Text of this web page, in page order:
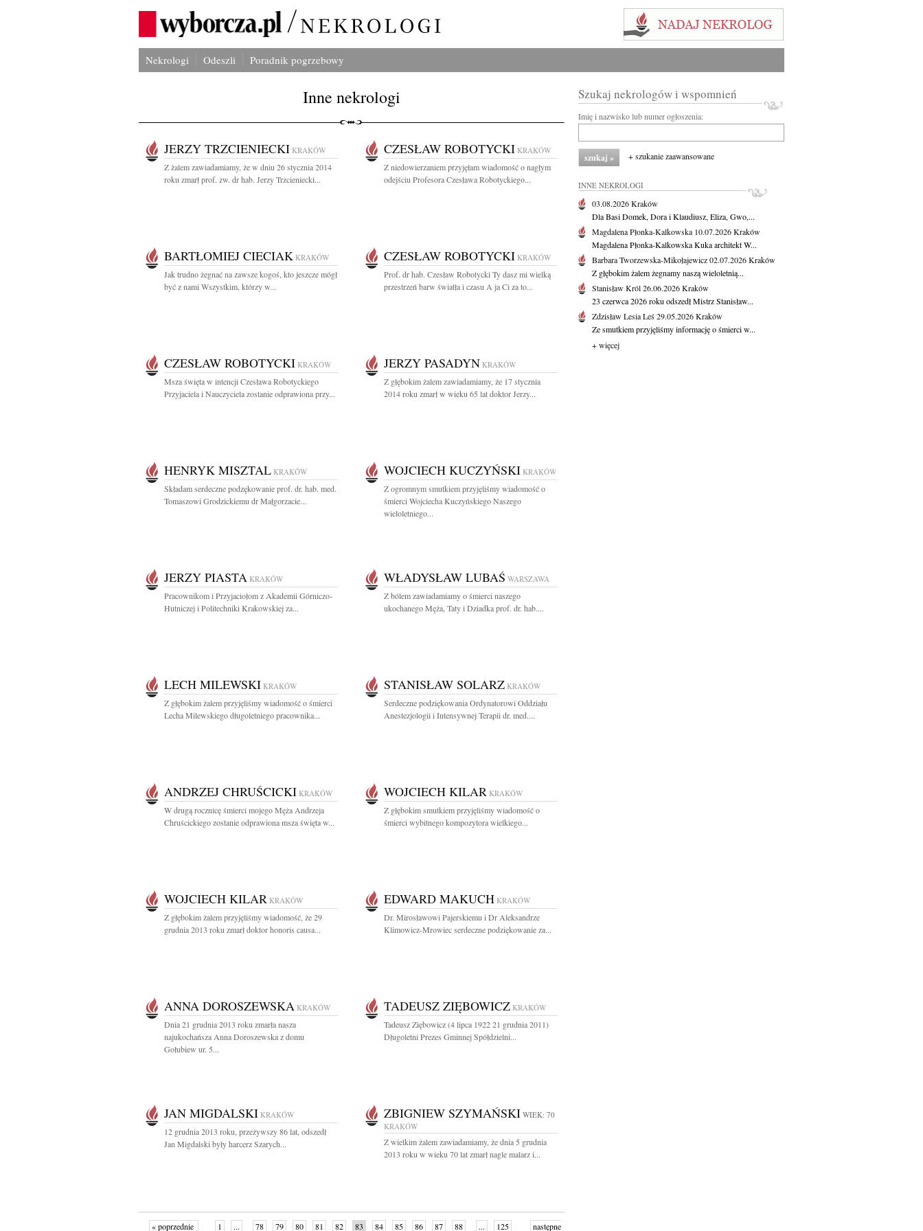
Nekrologi Odeszli Poradnik pogrzebowy
Inne nekrologi
JERZY TRZCIENIECKI KRAKÓW
Z żalem zawiadamiamy, że w dniu 26 stycznia 2014
roku zmarł prof. zw. dr hab. Jerzy Trzcieniecki...
CZESŁAW ROBOTYCKI KRAKÓW
Z niedowierzaniem przyjęłam wiadomość o nagłym
odejściu Profesora Czesława Robotyckiego...
BARTŁOMIEJ CIECIAK KRAKÓW
Jak trudno żegnać na zawsze kogoś, kto jeszcze mógł
być z nami Wszystkim, którzy w...
CZESŁAW ROBOTYCKI KRAKÓW
Prof. dr hab. Czesław Robotycki Ty dasz mi wielką
przestrzeń barw światła i czasu A ja Ci za to...
CZESŁAW ROBOTYCKI KRAKÓW
Msza święta w intencji Czesława Robotyckiego
Przyjaciela i Nauczyciela zostanie odprawiona przy...
JERZY PASADYN KRAKÓW
Z głębokim żalem zawiadamiamy, że 17 stycznia
2014 roku zmarł w wieku 65 lat doktor Jerzy...
HENRYK MISZTAL KRAKÓW
Składam serdeczne podzękowanie prof. dr. hab. med.
Tomaszowi Grodzickiemu dr Małgorzacie...
WOJCIECH KUCZYŃSKI KRAKÓW
Z ogromnym smutkiem przyjęliśmy wiadomość o
śmierci Wojciecha Kuczyńskiego Naszego
wieloletniego...
JERZY PIASTA KRAKÓW
Pracownikom i Przyjaciołom z Akademii Górniczo-
Hutniczej i Politechniki Krakowskiej za...
WŁADYSŁAW LUBAŚ WARSZAWA
Z bólem zawiadamiamy o śmierci naszego
ukochanego Męża, Taty i Dziadka prof. dr. hab....
LECH MILEWSKI KRAKÓW
Z głębokim żalem przyjęliśmy wiadomość o śmierci
Lecha Milewskiego długoletniego pracownika...
STANISŁAW SOLARZ KRAKÓW
Serdeczne podziękowania Ordynatorowi Oddziału
Anestezjologii i Intensywnej Terapii dr. med....
ANDRZEJ CHRUŚCICKI KRAKÓW
W drugą rocznicę śmierci mojego Męża Andrzeja
Chruścickiego zostanie odprawiona msza święta w...
WOJCIECH KILAR KRAKÓW
Z głębokim smutkiem przyjęliśmy wiadomość o
śmierci wybitnego kompozytora wielkiego...
WOJCIECH KILAR KRAKÓW
Z głębokim żalem przyjęliśmy wiadomość, że 29
grudnia 2013 roku zmarł doktor honoris causa...
EDWARD MAKUCH KRAKÓW
Dr. Mirosławowi Pajerskiemu i Dr Aleksandrze
Klimowicz-Mrowiec serdeczne podziękowanie za...
ANNA DOROSZEWSKA KRAKÓW
Dnia 21 grudnia 2013 roku zmarła nasza
najukochańsza Anna Doroszewska z domu
Gołubiew ur. 5...
TADEUSZ ZIĘBOWICZ KRAKÓW
Tadeusz Ziębowicz (4 lipca 1922 21 grudnia 2011)
Długoletni Prezes Gminnej Spółdzielni...
JAN MIGDALSKI KRAKÓW
12 grudnia 2013 roku, przeżywszy 86 lat, odszedł
Jan Migdalski były harcerz Szarych...
ZBIGNIEW SZYMAŃSKI WIEK: 70
KRAKÓW
Z wielkim żalem zawiadamiamy, że dnia 5 grudnia
2013 roku w wieku 70 lat zmarł nagle malarz i...
« poprzednie 1 ... 78 79 80 81 82 83 84 85 86 87 88 ... 125 następne
Szukaj nekrologów i wspomnień
Imię i nazwisko lub numer ogłoszenia:
+ szukanie zaawansowane
INNE NEKROLOGI
03.08.2026Kraków
Dla Basi Domek, Dora i Klaudiusz, Eliza, Gwo,...
Magdalena Płonka-Kalkowska 10.07.2026Kraków
Magdalena Płonka-Kalkowska Kuka architekt W...
Barbara Tworzewska-Mikołajewicz02.07.2026Kraków
Z głębokim żalem żegnamy naszą wieloletnią...
Stanisław Król26.06.2026Kraków
23 czerwca 2026 roku odszedł Mistrz Stanisław...
Zdzisław Lesia Leś29.05.2026Kraków
Ze smutkiem przyjęliśmy informację o śmierci w...
+ więcej